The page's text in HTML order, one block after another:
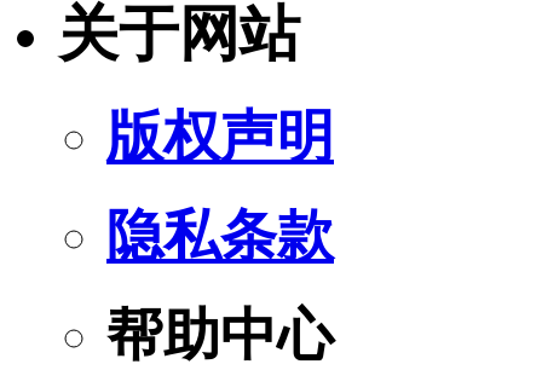
关于网站
版权声明
隐私条款
帮助中心